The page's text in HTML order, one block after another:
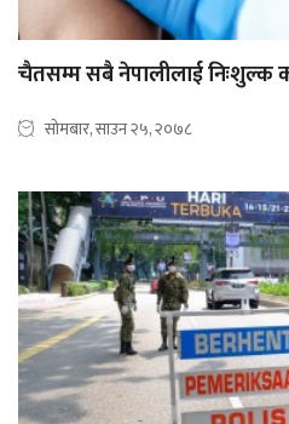
चैतसम्म सबै नेपालीलाई निःशुल्क
सोमबार, साउन २५, २०७८